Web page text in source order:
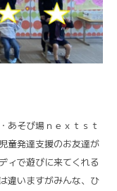
あそび場ｎｅｘｔｓｔ
童発達支援のお友達が
ィで遊びに来てくれる
違いますがみんな、ひ